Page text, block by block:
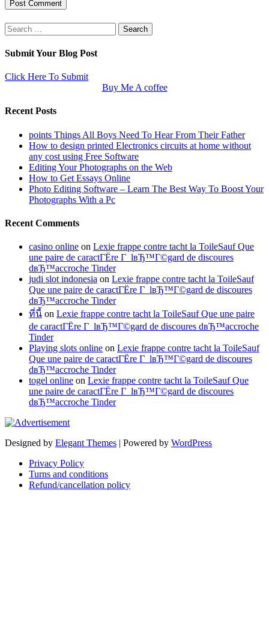
Search
for:
Submit Your Blog Post
Click Here To Submit
Buy Me A coffee
Recent Posts
points Things All Boys Need To Hear From Their Father
How to design printed Electronics circuits at home without
any cost using Free Software
Editing Your Photographs on the Web
How to Get Essays Online
Photo Editing Software – Learn The Best Way To Boost Your
Photographs With a Pc
Recent Comments
casino online on Lexie frappe contre tacht la ToileSauf Que
une paire de caractГЁre Г lвЂ™Г©gard de discoures
dвЂ™accroche Tinder
judi slot indonesia on Lexie frappe contre tacht la ToileSauf
Que une paire de caractГЁre Г lвЂ™Г©gard de discoures
dвЂ™accroche Tinder
ที่นี้ on Lexie frappe contre tacht la ToileSauf Que une paire
de caractГЁre Г lвЂ™Г©gard de discoures dвЂ™accroche
Tinder
Playing slots online on Lexie frappe contre tacht la ToileSauf
Que une paire de caractГЁre Г lвЂ™Г©gard de discoures
dвЂ™accroche Tinder
togel online on Lexie frappe contre tacht la ToileSauf Que
une paire de caractГЁre Г lвЂ™Г©gard de discoures
dвЂ™accroche Tinder
Designed by Elegant Themes | Powered by WordPress
Privacy Policy
Turns and conditions
Refund/cancellation policy